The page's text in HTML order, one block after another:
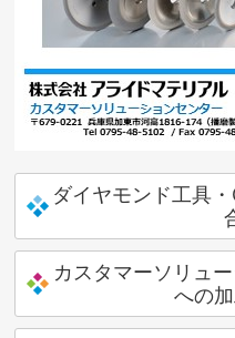
ダイヤモンド工具
カスタマーソリュ
への